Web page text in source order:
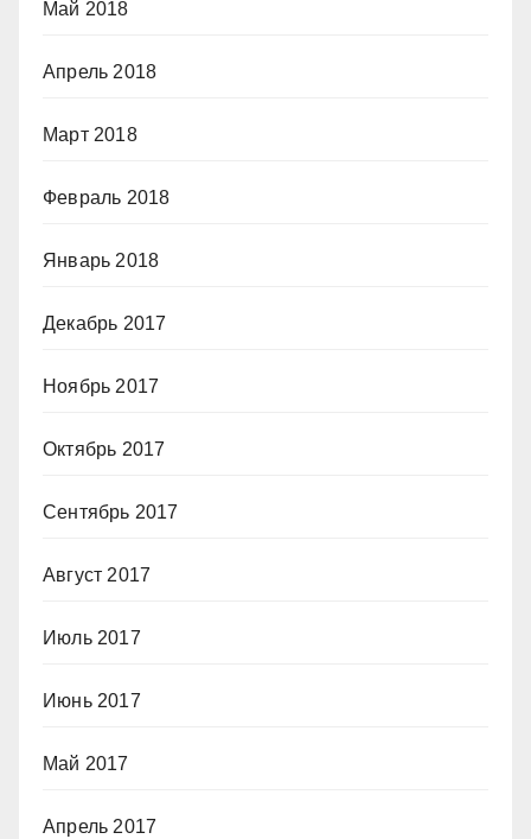
Май 2018
Апрель 2018
Март 2018
Февраль 2018
Январь 2018
Декабрь 2017
Ноябрь 2017
Октябрь 2017
Сентябрь 2017
Август 2017
Июль 2017
Июнь 2017
Май 2017
Апрель 2017